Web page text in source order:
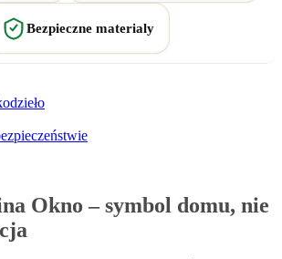
Bezpieczne materialy
Okno – symbol domu, nie